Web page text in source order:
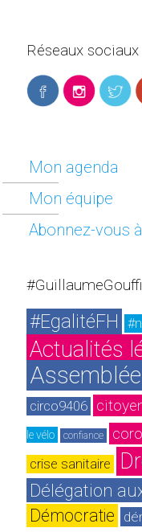
Réseaux sociaux
Mon agenda
Mon équipe
Abonnez-vous
#EgalitéFH
Actualités
circo9406
le vélo confiance
crise sanitaire
Délégation
Démocratie